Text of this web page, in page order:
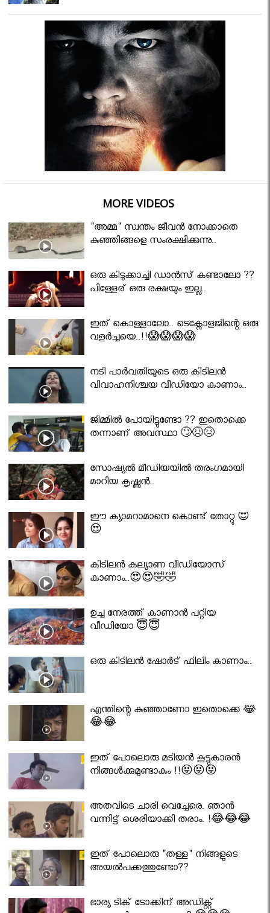
MORE VIDEOS
"അമ്മ" സ്വന്തം ജീവൻ നോക്കാതെ
കുഞ്ഞിങ്ങളെ സംരക്ഷിക്കുന്നു..
ഒരു കിടുക്കാച്ചി ഡാൻസ് കണ്ടാലോ ??
പിള്ളേര് ഒരു രക്ഷയും ഇല്ല..
ഇത് കൊള്ളാലോ.. ടെക്നോളജിന്റെ ഒരു
വളർച്ചയെ..!!😱😱😱😱
നടി പാർവതിയുടെ ഒരു കിടിലൻ
വിവാഹനിശ്ചയ വീഡിയോ കാണാം..
ജിമ്മിൽ പോയിട്ടുണ്ടോ ?? ഇതൊക്കെ
തന്നാണ് അവസ്ഥാ 🙄😣😣
സോഷ്യൽ മീഡിയയിൽ തരംഗമായി
മാറിയ കൃഷ്ണൻ..
ഈ ക്യാമറാമാനെ കൊണ്ട് തോറ്റു 😍
😍
കിടിലൻ കല്യാണ വീഡിയോസ്
കാണാം..😍😍🤣🤣
ഉച്ച നേരത്ത് കാണാൻ പറ്റിയ
വീഡിയോ 😇😇
ഒരു കിടിലൻ ഷോർട് ഫിലിം കാണാം..
എന്തിന്റെ കുഞ്ഞാണോ ഇതൊക്കെ 😂
😂😂
ഇത് പോലൊരു മടിയൻ കൂട്ടുകാരൻ
നിങ്ങൾക്കുമുണ്ടാകും !!😝😝😝
അതവിടെ ചാരി വെച്ചേരെ. ഞാൻ
വന്നിട്ട് ശെരിയാക്കി തരാം. !😂😂😂
ഇത് പോലൊരു "തള്ള" നിങ്ങളുടെ
അയല്‍പക്കത്തുണ്ടോ??
ഭാര്യ ടിക് ടോക്കിന് അഡിക്റ്റ്